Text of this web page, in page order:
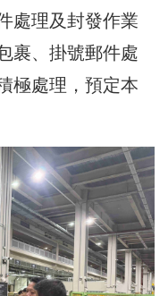
處理及封發作業
裹、掛號郵件處
極處理，預定本